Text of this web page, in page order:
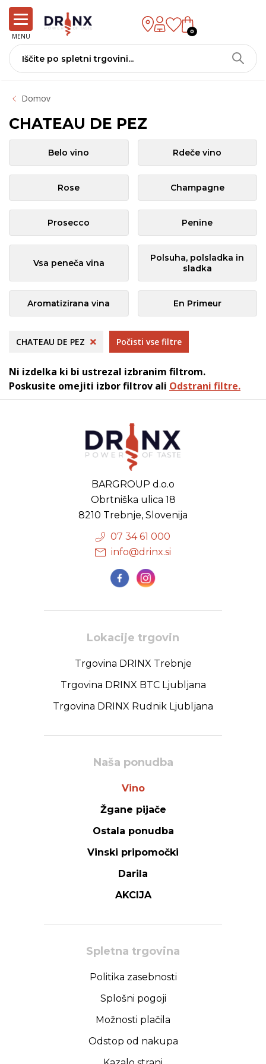
MENU
0
Domov
CHATEAU DE PEZ
Belo vino Rdeče vino
Rose Champagne
Prosecco Penine
Vsa peneča vina
Polsuha, polsladka in
sladka
Aromatizirana vina En Primeur
CHATEAU DE PEZ Počisti vse filtre
Ni izdelka ki bi ustrezal izbranim filtrom.
Poskusite omejiti izbor filtrov ali Odstrani filtre.
BARGROUP d.o.o
Obrtniška ulica 18
8210 Trebnje, Slovenija
07 34 61 000
info@drinx.si
Lokacije trgovin
Trgovina DRINX Trebnje
Trgovina DRINX BTC Ljubljana
Trgovina DRINX Rudnik Ljubljana
Naša ponudba
Vino
Žgane pijače
Ostala ponudba
Vinski pripomočki
Darila
AKCIJA
Spletna trgovina
Politika zasebnosti
Splošni pogoji
Možnosti plačila
Odstop od nakupa